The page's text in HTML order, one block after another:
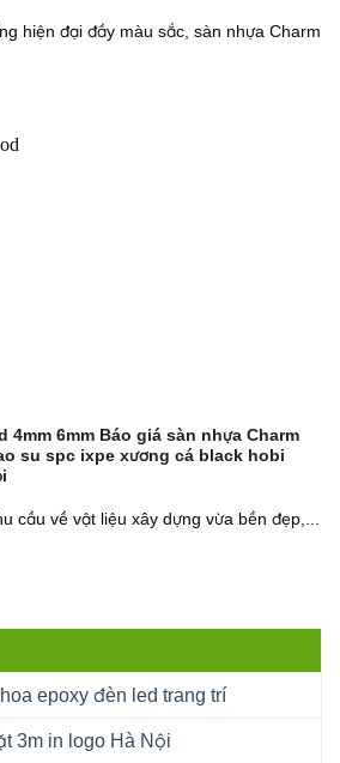
hiện đại đầy màu sắc, sàn nhựa Charm
4mm 6mm Báo giá sàn nhựa Charm
su spc ixpe xương cá black hobi
cầu về vật liệu xây dựng vừa bền đẹp,...
epoxy đèn led trang trí
3m in logo Hà Nội